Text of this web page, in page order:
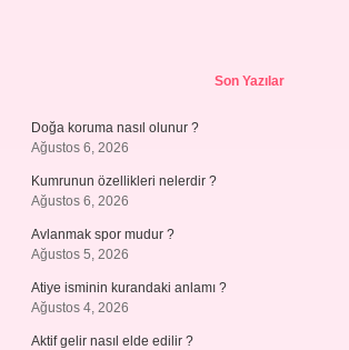
Son Yazılar
Doğa koruma nasıl olunur ?
Ağustos 6, 2026
Kumrunun özellikleri nelerdir ?
Ağustos 6, 2026
Avlanmak spor mudur ?
Ağustos 5, 2026
Atiye isminin kurandaki anlamı ?
Ağustos 4, 2026
Aktif gelir nasıl elde edilir ?